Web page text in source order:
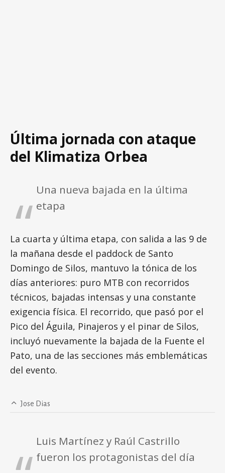
Última jornada con ataque
del Klimatiza Orbea
Una nueva bajada en la última
etapa
La cuarta y última etapa, con salida a las 9 de
la mañana desde el paddock de Santo
Domingo de Silos, mantuvo la tónica de los
días anteriores: puro MTB con recorridos
técnicos, bajadas intensas y una constante
exigencia física. El recorrido, que pasó por el
Pico del Águila, Pinajeros y el pinar de Silos,
incluyó nuevamente la bajada de la Fuente el
Pato, una de las secciones más emblemáticas
del evento.
Jose Dias
Luis Martínez y Raúl Castrillo
fueron los protagonistas del día